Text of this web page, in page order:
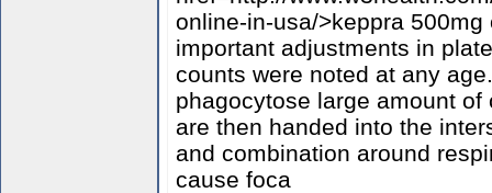
online-in-usa/>keppra 500mg
important adjustments in
counts were noted at any
phagocytose large amount
are then handed into the
and combination around
cause foca